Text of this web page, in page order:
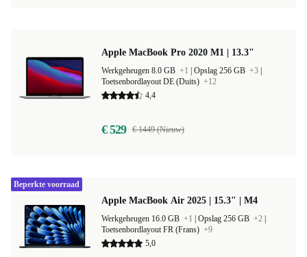
Apple MacBook Pro 2020 M1 | 13.3"
Werkgeheugen 8.0 GB +1 Opslag 256 GB +3
Toetsenbordlayout DE (Duits) +12
4,4
€ 529 € 1449 (Nieuw)
Apple MacBook Air 2025 | 15.3" | M4
Werkgeheugen 16.0 GB +1 Opslag 256 GB +2
Toetsenbordlayout FR (Frans) +9
5,0
Beperkte voorraad